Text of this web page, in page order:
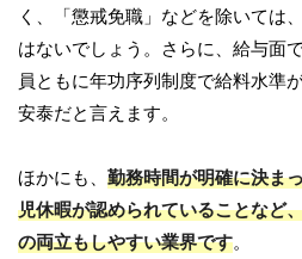
く、「懲戒免職」などを除いては
はないでしょう。さらに、給与面
員ともに年功序列制度で給料水準
安泰だと言えます。
ほかにも、 勤務時間が明確に決ま
児休暇が認められていることなど
の両立もしやすい業界です。